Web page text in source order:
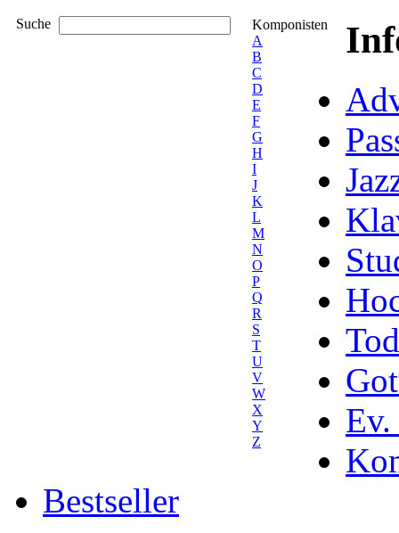
Suche
Komponisten
A
B
C
D
E
F
G
H
I
J
K
L
M
N
O
P
Q
R
S
T
U
V
W
X
Y
Z
Ev.
Bestseller